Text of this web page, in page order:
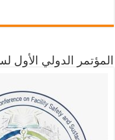
المؤتمر الدولي الأول